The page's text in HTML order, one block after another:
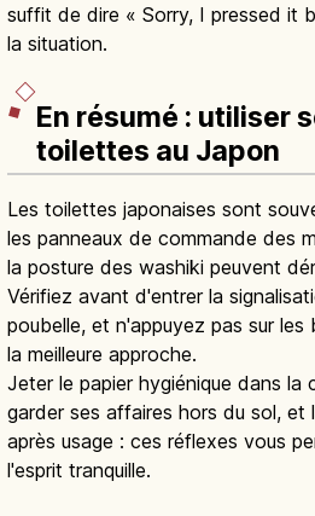
suffit de dire « Sorry, I pressed it
la situation.
En résumé : utiliser
toilettes au Japon
Les toilettes japonaises sont
les panneaux de commande des
la posture des washiki peuvent
Vérifiez avant d'entrer la
poubelle, et n'appuyez pas sur
la meilleure approche.
Jeter le papier hygiénique dans
garder ses affaires hors du sol, et
après usage : ces réflexes vous
l'esprit tranquille.